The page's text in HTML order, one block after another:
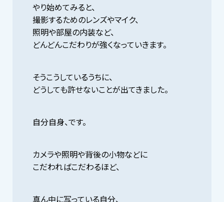
やり始めてみると、
撮影するためのレンズやマイク、
照明や部屋の内装など、
どんどんこだわりが強くなっていきます。
そうこうしているうちに、
どうしても許せないことが出てきました。
自分自身、です。
カメラや照明や背後の小物などに
こだわればこだわるほど、
真ん中に写っている自分、